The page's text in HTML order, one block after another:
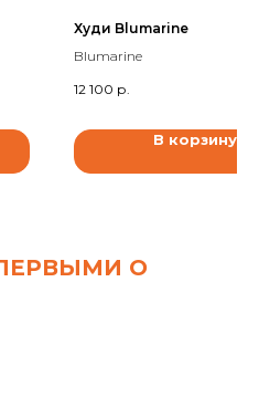
Худи Blumarine
Blumarine
12 100 р.
В корзину
О